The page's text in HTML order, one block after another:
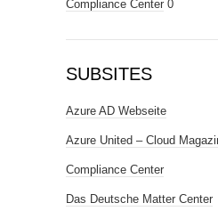
Compliance Center 0
SUBSITES
Azure AD Webseite
Azure United – Cloud
Compliance Center
Das Deutsche Matter Center